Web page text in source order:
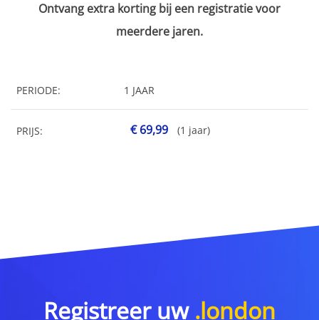
Ontvang extra korting bij een registratie voor
meerdere jaren.
PERIODE: 1 JAAR
PRIJS: € 69,99 (1 jaar)
Registreer uw .london